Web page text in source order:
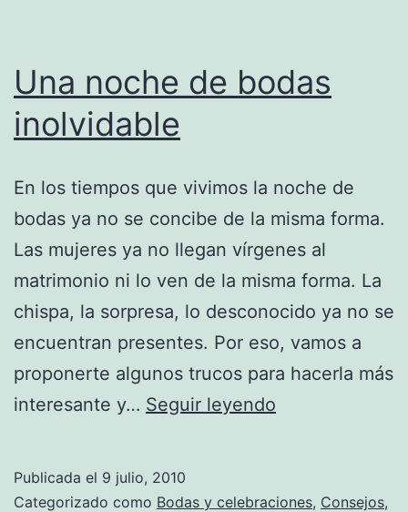
Una noche de bodas
inolvidable
En los tiempos que vivimos la noche de
bodas ya no se concibe de la misma forma.
Las mujeres ya no llegan vírgenes al
matrimonio ni lo ven de la misma forma. La
chispa, la sorpresa, lo desconocido ya no se
encuentran presentes. Por eso, vamos a
proponerte algunos trucos para hacerla más
interesante y… Seguir leyendo
bodas
Publicada el 9 julio, 2010
Categorizado como Bodas y celebraciones, Consejos,